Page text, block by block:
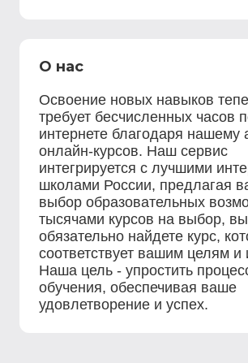
О нас
Освоение новых навыков
требует бесчисленных часов
интернете благодаря нашему
онлайн-курсов. Наш сервис
интегрируется с лучшими
школами России, предлагая
выбор образовательных
тысячами курсов на выбор, вы
обязательно найдете курс,
соответствует вашим целям и
Наша цель - упростить
обучения, обеспечивая ваше
удовлетворение и успех.